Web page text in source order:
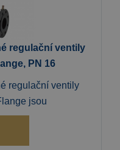
regulační ventily
PN 16
regulační ventily
jsou